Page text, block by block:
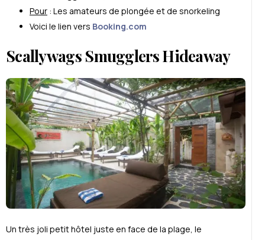
Pour : Les amateurs de plongée et de snorkeling
Voici le lien vers Booking.com
Scallywags Smugglers Hideaway
Un très joli petit hôtel juste en face de la plage, le